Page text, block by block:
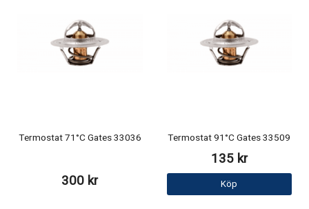
Termostat 71°C Gates 33036
300 kr
Termostat 91°C Gates 33509
135 kr
Köp